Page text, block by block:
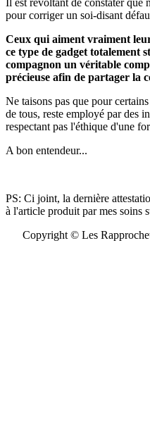
pour corriger un soi-disant
Ceux qui aiment vraiment
ce type de gadget totalement
compagnon un véritable
précieuse afin de partager la
Ne taisons pas que pour
de tous, reste employé par des
respectant pas l'éthique d'une
A bon entendeur...
PS: Ci joint, la dernière
à l'article produit par mes soins
Copyright © Les